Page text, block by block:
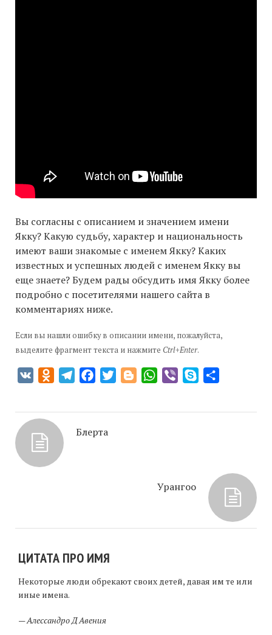
Вы согласны с описанием и значением имени
Якку? Какую судьбу, характер и национальность
имеют ваши знакомые с именем Якку? Каких
известных и успешных людей с именем Якку вы
еще знаете? Будем рады обсудить имя Якку более
подробно с посетителями нашего сайта в
комментариях ниже.
Если вы нашли ошибку в описании имени, пожалуйста,
выделите фрагмент текста и нажмите Ctrl+Enter.
VK Odnoklassniki
TelegramFacebookTwitterBloggerWhatsApp
Viber Skype
Блерта
Урангоо
ЦИТАТА ПРО ИМЯ
Некоторые люди обрекают своих детей, давая им те или
иные имена.
—Алессандро Д Авения